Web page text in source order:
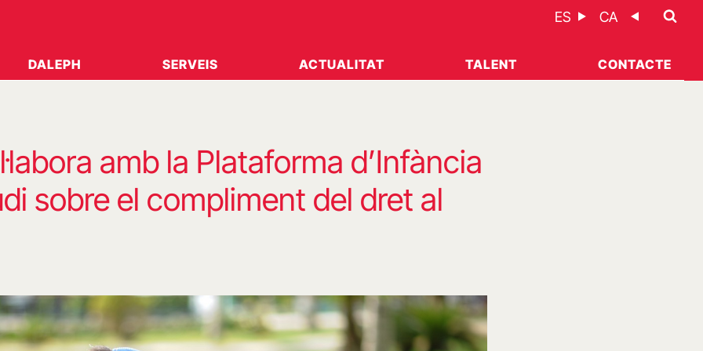
ES CA
DALEPH SERVEIS ACTUALITAT TALENT CONTACTE
amb la Plataforma d’Infància
sobre el compliment del dret al